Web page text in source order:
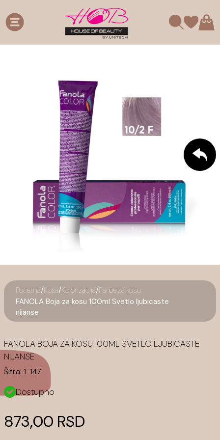
Početna/Kosa/Kolorizacija/Farbe za kosu
FANOLA Boja za kosu 100ml Svetlo ljubicaste
nijanse
FANOLA BOJA ZA KOSU 100ML SVETLO LJUBICASTE
NIJANSE
Šifra: 1-147
Dostupno
873,00 RSD